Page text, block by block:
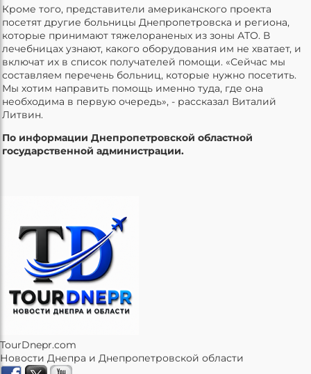
Кроме того, представители американского проекта
посетят другие больницы Днепропетровска и региона,
которые принимают тяжелораненых из зоны АТО. В
лечебницах узнают, какого оборудования им не хватает, и
включат их в список получателей помощи. «Сейчас мы
составляем перечень больниц, которые нужно посетить.
Мы хотим направить помощь именно туда, где она
необходима в первую очередь», - рассказал Виталий
Литвин.
По информации Днепропетровской областной
государственной администрации.
TourDnepr.com
Новости Днепра и Днепропетровской области